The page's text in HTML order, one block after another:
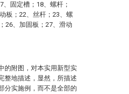
固定槽；18、螺杆；
板；22、丝杆；23、螺
26、加固板；27、滑动
的附图，对本实用新型实
整地描述，显然，所描述
分实施例，而不是全部的